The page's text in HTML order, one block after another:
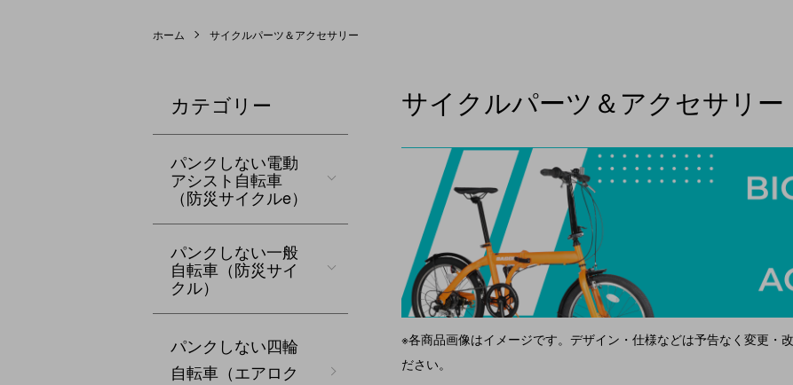
ホーム サイクルパーツ＆アクセサリー
サイクルパーツ＆アクセサリー
※各商品画像はイメージです。デザイン・仕様などは予告なく変更・
ださい。
カテゴリー
パンクしない電動
アシスト自転車
（防災サイクルe）
パンクしない一般
自転車（防災サイ
クル）
パンクしない四輪
自転車（エアロク